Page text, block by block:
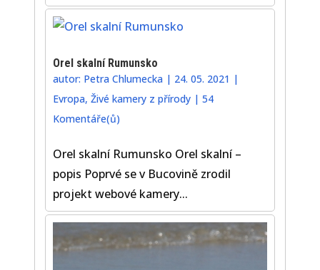
Orel skalní Rumunsko
autor: Petra Chlumecka| 24. 05. 2021 |
Evropa, Živé kamery z přírody| 54
Komentáře(ů)
Orel skalní Rumunsko Orel skalní –
popis Poprvé se v Bucovině zrodil
projekt webové kamery...